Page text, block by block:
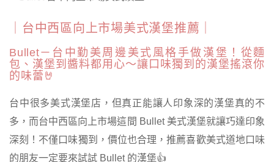
｜台中西區向上市場美式漢堡推薦｜
Bullet－台中勤美周邊美式風格手做漢堡！從麵
包、漢堡到醬料都用心～讓口味獨到的漢堡搖滾你
的味蕾🤘
台中很多美式漢堡店，但真正能讓人印象深的漢堡真的不
多，而台中西區向上市場這間 Bullet 美式漢堡就讓巧達印象
深刻！不僅口味獨到，價位也合理，推薦喜歡美式道地口味
的朋友一定要來試試 Bullet 的漢堡👍